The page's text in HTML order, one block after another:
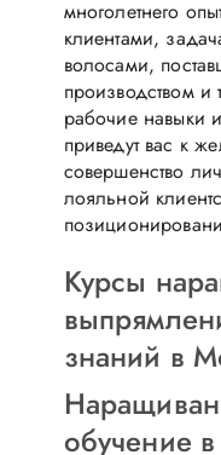
многолетнего
клиентами,
волосами,
производством и
рабочие навыки
приведут вас к
совершенство
лояльной
Курсы
знаний в
обучение